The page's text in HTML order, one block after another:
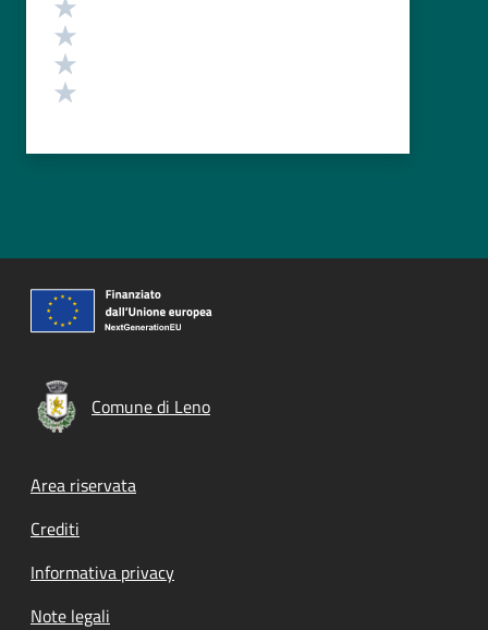
Comune di Leno
Footer menu
Area riservata
Crediti
Informativa privacy
Note legali